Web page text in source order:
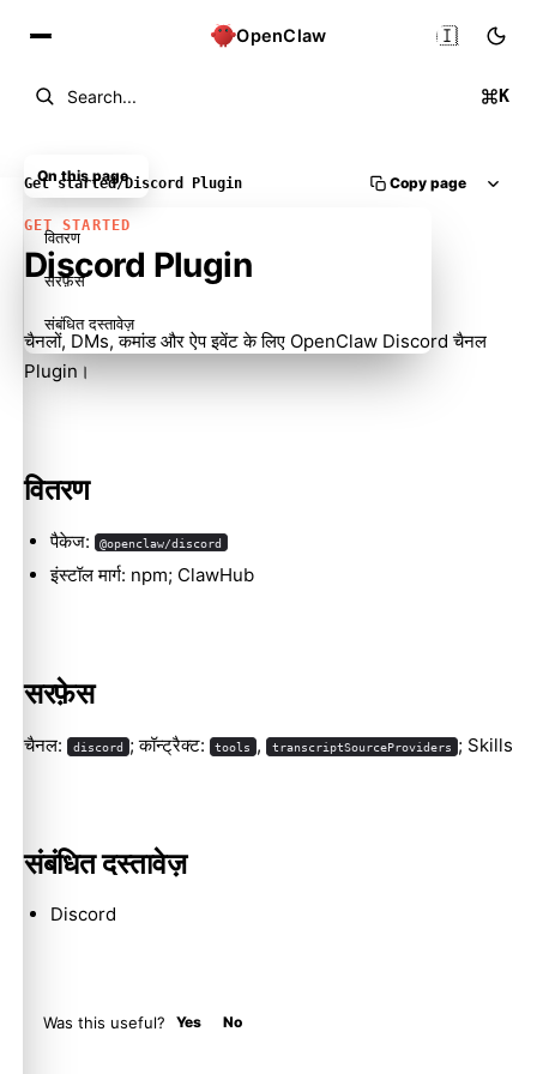
OpenClaw
Search... K
🇮🇳
Get started/Discord Plugin Copy page
GET STARTED
Discord Plugin
चैनलों, DMs, कमांड और ऐप इवेंट के लिए OpenClaw Discord चैनल
Plugin।
वितरण
पैकेज: @openclaw/discord
इंस्टॉल मार्ग: npm; ClawHub
सरफ़ेस
चैनल: discord ; कॉन्ट्रैक्ट: tools , transcriptSourceProviders ; Skills
संबंधित दस्तावेज़
Discord
Was this useful? Yes No
On this page
वितरण
सरफ़ेस
संबंधित दस्तावेज़